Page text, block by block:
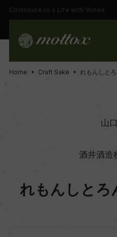
Contribute to a Life with Wines.
Home Craft Sake れもんしと
山
酒井酒造
れもんしとろ